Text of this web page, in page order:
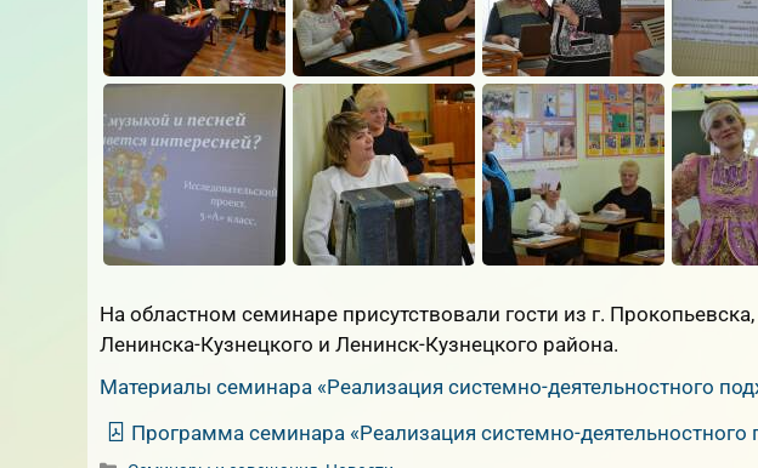
На областном семинаре присутствовали гости из г.
Ленинска-Кузнецкого и Ленинск-Кузнецкого района.
Материалы семинара «Реализация системно-деятельностного
Программа семинара «Реализация системно-